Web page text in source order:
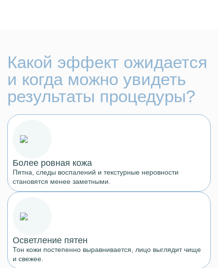
Какой эффект ожидается
и когда можно увидеть
результаты процедуры?
Более ровная кожа
Пятна, следы воспалений и текстурные неровности
становятся менее заметными.
Осветление пятен
Тон кожи постепенно выравнивается, лицо выглядит чище
и свежее.